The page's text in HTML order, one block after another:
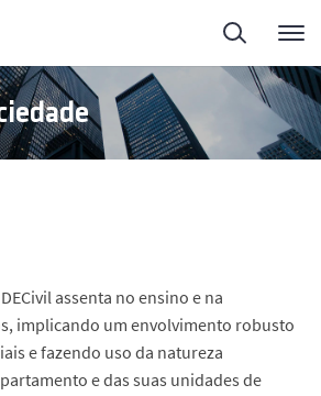
Sobre o DECivil
Candidatos
Investigação
assenta no ensino e na
implicando um envolvimento robusto
e fazendo uso da natureza
e das suas unidades de